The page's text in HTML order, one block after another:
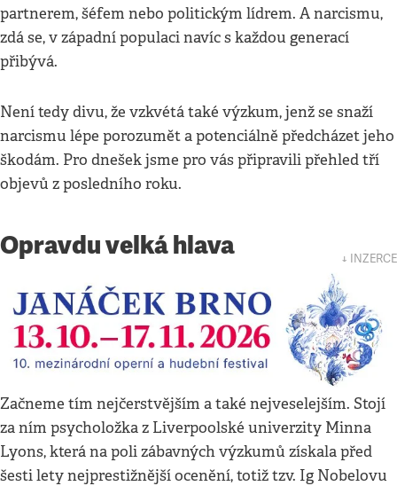
partnerem, šéfem nebo politickým lídrem. A narcismu,
zdá se, v západní populaci navíc s každou generací
přibývá.
Není tedy divu, že vzkvétá také výzkum, jenž se snaží
narcismu lépe porozumět a potenciálně předcházet jeho
škodám. Pro dnešek jsme pro vás připravili přehled tří
objevů z posledního roku.
Opravdu velká hlava ↓ INZERCE
Začneme tím nejčerstvějším a také nejveselejším. Stojí
za ním psycholožka z Liverpoolské univerzity Minna
Lyons, která na poli zábavných výzkumů získala před
šesti lety nejprestižnější ocenění, totiž tzv. Ig Nobelovu